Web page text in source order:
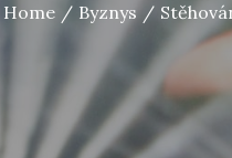
Home Byznys